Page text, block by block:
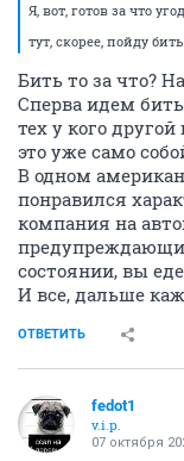
Я, вот, готов за что
тут, скорее, пойду
Бить то за что?
Сперва идем
тех у кого
это уже само
В одном
понравился
компания на
состоянии, вы
И все, дальше
ОТВЕТИТЬ
fedot1
v.i.p.
07 октября